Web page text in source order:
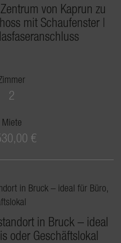
von Kaprun zu
mit Schaufenster |
2
Miete
€
in Bruck – ideal
oder Geschäftslokal